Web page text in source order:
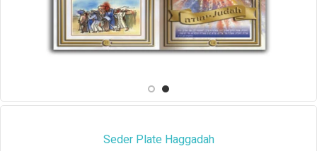
Seder Plate Haggadah